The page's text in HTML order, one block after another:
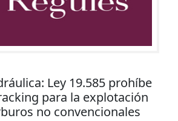
Ley 19.585 prohíbe
para la explotación
no convencionales